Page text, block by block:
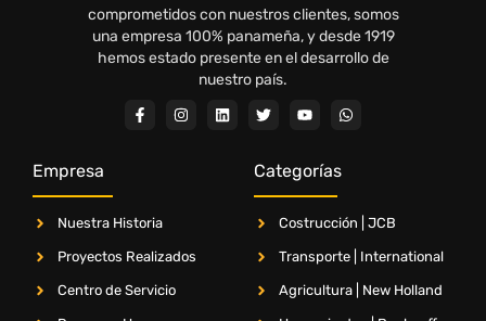
comprometidos con nuestros clientes, somos
una empresa 100% panameña, y desde 1919
hemos estado presente en el desarrollo de
nuestro país.
Empresa
Nuestra Historia
Proyectos Realizados
Centro de Servicio
Categorías
Costrucción | JCB
Transporte | International
Agricultura | New Holland